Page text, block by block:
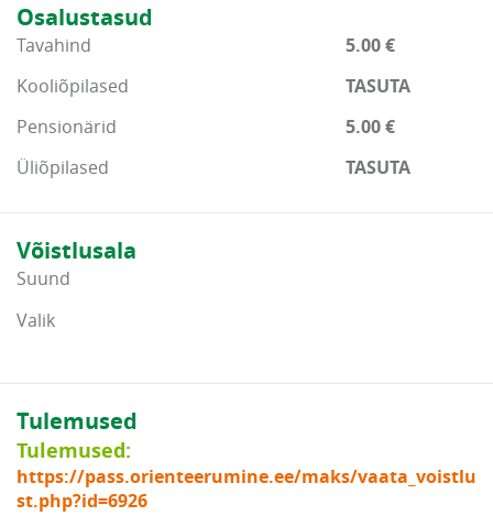
Osalustasud
Tavahind
5.00 €
Kooliõpilased
TASUTA
Pensionärid
5.00 €
Üliõpilased
TASUTA
Võistlusala
Suund
Valik
Tulemused
Tulemused:
https://pass.orienteerumine.ee/maks/vaata_voistlu
st.php?id=6926